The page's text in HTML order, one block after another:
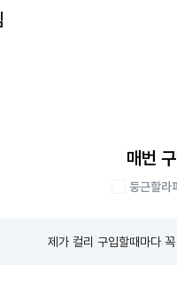
매번
둥근할라
제가 컬리 구입할때마다